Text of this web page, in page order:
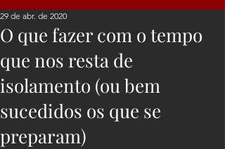
O que fazer com o tempo
que nos resta de
isolamento (ou bem
sucedidos os que se
preparam)
29 de abr. de 2020